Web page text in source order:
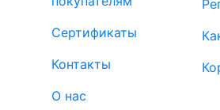
Сертификаты
Контакты
О нас